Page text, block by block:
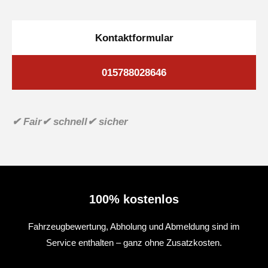
Kontaktformular
015788028646
✔ Fair✔ schnell✔ sicher
100% kostenlos
Fahrzeugbewertung, Abholung und Abmeldung sind im
Service enthalten – ganz ohne Zusatzkosten.